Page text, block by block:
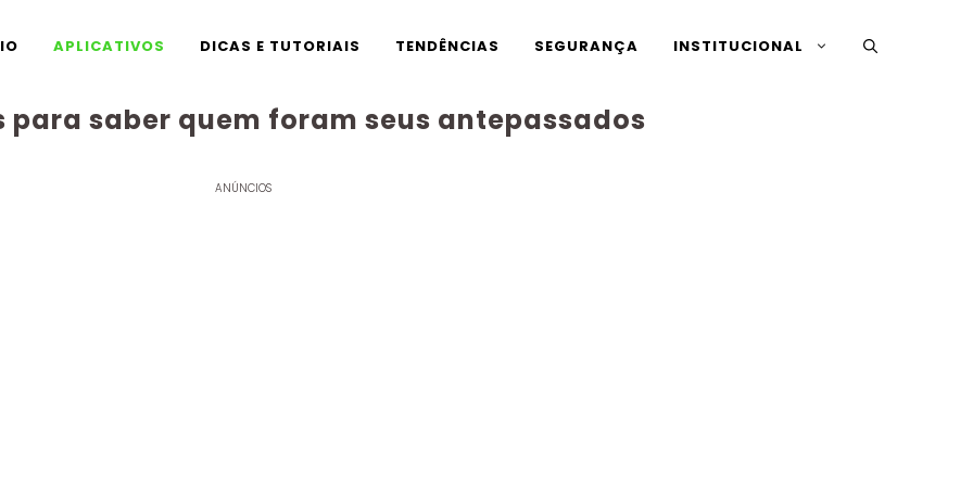
APLICATIVOS DICAS E TUTORIAIS TENDÊNCIAS SEGURANÇA INSTITUCIONAL
saber quem foram seus antepassados
ANÚNCIOS